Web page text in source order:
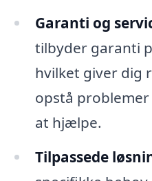
Garanti og
tilbyder garanti
hvilket giver dig
opstå
at hjælpe.
Tilpassede